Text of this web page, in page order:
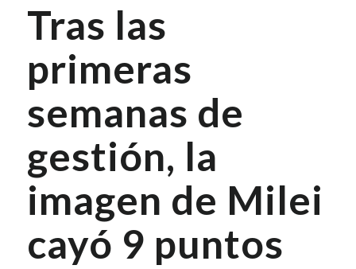
Tras las
primeras
semanas de
gestión, la
imagen de Milei
cayó 9 puntos